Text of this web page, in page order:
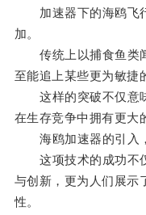
加速器下的海鸥飞行
加。
传统上以捕食鱼类闻
至能追上某些更为敏捷
这样的突破不仅意味
在生存竞争中拥有更大
海鸥加速器的引入，
这项技术的成功不仅
与创新，更为人们展示
性。